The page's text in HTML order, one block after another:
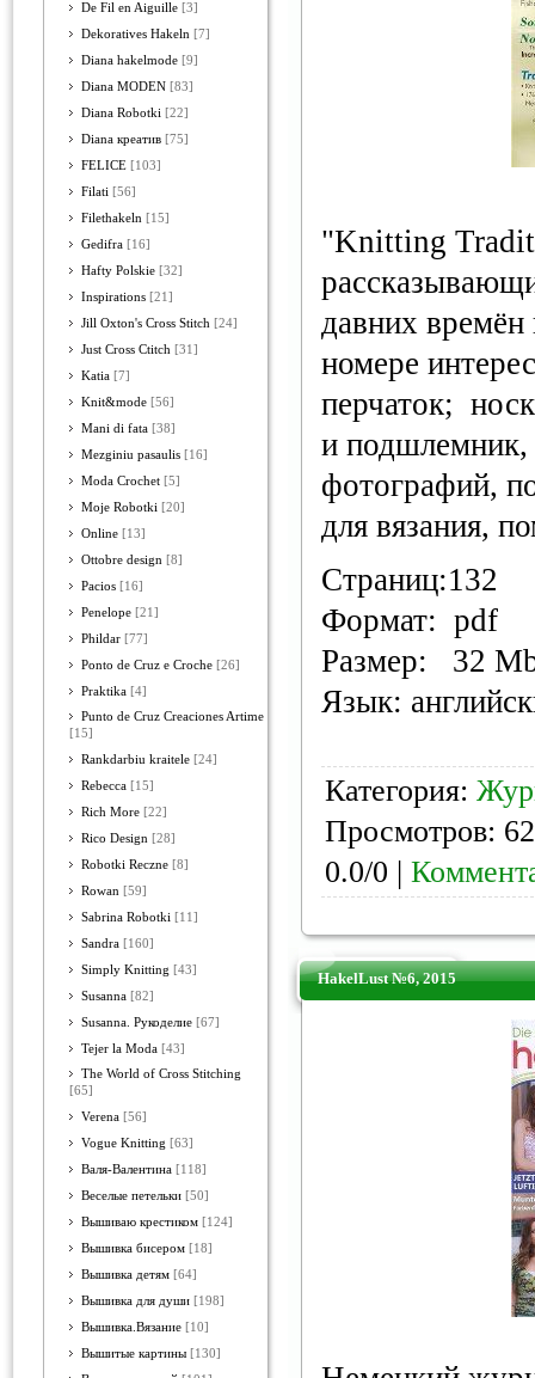
De Fil en Aiguille [3]
Dekoratives Hakeln [7]
Diana hakelmode [9]
Diana MODEN [83]
Diana Robotki [22]
Diana креатив [75]
FELICE [103]
Filati [56]
Filethakeln [15]
Gedifra [16]
Hafty Polskie [32]
Inspirations [21]
Jill Oxton's Cross Stitch [24]
Just Cross Ctitch [31]
Katia [7]
Knit&mode [56]
Mani di fata [38]
Mezginiu pasaulis [16]
Moda Crochet [5]
Moje Robotki [20]
Online [13]
Ottobre design [8]
Pacios [16]
Penelope [21]
Phildar [77]
Ponto de Cruz e Croche [26]
Praktika [4]
Punto de Cruz Creaciones Artime
[15]
Rankdarbiu kraitele [24]
Rebecca [15]
Rich More [22]
Rico Design [28]
Robotki Reczne [8]
Rowan [59]
Sabrina Robotki [11]
Sandra [160]
Simply Knitting [43]
Susanna [82]
Susanna. Рукоделие [67]
Tejer la Moda [43]
The World of Cross Stitching
[65]
Verena [56]
Vogue Knitting [63]
Валя-Валентина [118]
Веселые петельки [50]
Вышиваю крестиком [124]
Вышивка бисером [18]
Вышивка детям [64]
Вышивка для души [198]
Вышивка.Вязание [10]
Вышитые картины [130]
"Knitting
давних
номере
перчаток;
и
фотографий,
для вязания,
Страниц:132
Формат: pdf
Размер: 32
Язык:
Категория:
Просмотров:
0.0/0 |
HakelLust №6, 2015